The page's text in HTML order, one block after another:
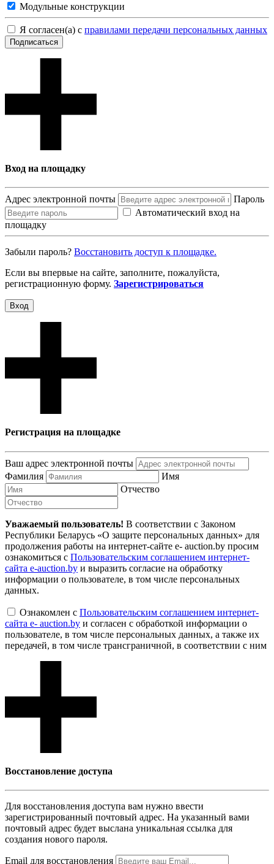
Модульные конструкции
Я согласен(а) с правилами передачи персональных данных
Подписаться
Вход на площадку
Адрес электронной почты
Пароль
Автоматический вход на
площадку
Забыли пароль? Восcтановить доступ к площадке.
Если вы впервые на сайте, заполните, пожалуйста,
регистрационную форму. Зарегистрироваться
Вход
Регистрация на площадке
Ваш адрес электронной почты
Фамилия
Имя
Отчество
Уважаемый пользователь! В соответствии с Законом
Республики Беларусь «О защите персональных данных» для
продолжения работы на интернет-сайте e- auction.by просим
ознакомиться с Пользовательским соглашением интернет-
сайта e-auction.by и выразить согласие на обработку
информации о пользователе, в том числе персональных
данных.
Ознакомлен с Пользовательским соглашением интернет-
сайта e- auction.by и согласен с обработкой информации о
пользователе, в том числе персональных данных, а также их
передачей, в том числе трансграничной, в соответствии с ним
Восcтановление доступа
Для восcтановления доступа вам нужно ввести
зарегистрированный почтовый адрес. На указанный вами
почтовый адрес будет выслана уникальная ссылка для
создания нового пароля.
Email для восcтановления